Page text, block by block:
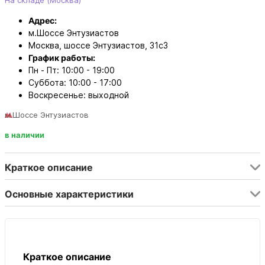
Адрес:
м.Шоссе Энтузиастов
Москва, шоссе Энтузиастов, 31с3
График работы:
Пн - Пт: 10:00 - 19:00
Суббота: 10:00 - 17:00
Воскресенье: выходной
м.Шоссе Энтузиастов
в наличии
Краткое описание
Основные характеристики
Краткое описание